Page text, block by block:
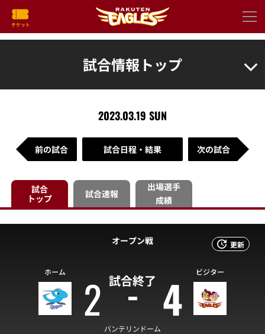
試合情報トップ
2023.03.19 SUN
前の試合 試合日程・結果 次の試合
試合
トップ
試合速報
出場選手
成績
更新
オープン戦
試合終了
ホーム 2 4 ビジター
バンテリンドーム